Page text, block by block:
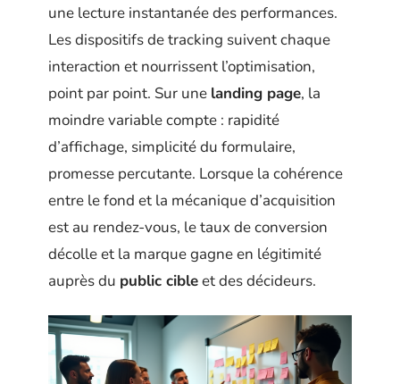
une lecture instantanée des performances.
Les dispositifs de tracking suivent chaque
interaction et nourrissent l’optimisation,
point par point. Sur une landing page, la
moindre variable compte : rapidité
d’affichage, simplicité du formulaire,
promesse percutante. Lorsque la cohérence
entre le fond et la mécanique d’acquisition
est au rendez-vous, le taux de conversion
décolle et la marque gagne en légitimité
auprès du public cibleet des décideurs.